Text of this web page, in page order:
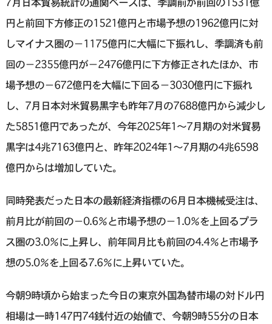
円と前回下方修正の1521億円と市場予想の1962億円に対
しマイナス圏の−1175億円に大幅に下振れし、季調済も前
回の−2355億円が−2476億円に下方修正されたほか、市
場予想の−672億円を大幅に下回る−3030億円に下振れ
し、7月日本対米貿易黒字も昨年7月の7688億円から減少し
た5851億円であったが、今年2025年1〜7月期の対米貿易
黒字は4兆7163億円と、昨年2024年1〜7月期の4兆6598
億円からは増加していた。
同時発表だった日本の最新経済指標の6月日本機械受注は、
前月比が前回の−0.6％と市場予想の−1.0％を上回るプラ
ス圏の3.0％に上昇し、前年同月比も前回の4.4％と市場予
想の5.0％を上回る7.6％に上昇いていた。
今朝9時頃から始まった今日の東京外国為替市場の対ドル円
相場は一時147円74銭付近の始値で、今朝9時55分の日本